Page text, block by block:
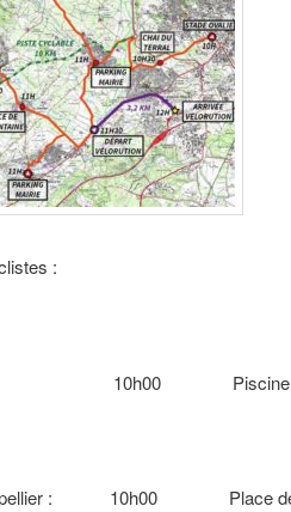
:
10h00 Piscine
: 10h00 Place de